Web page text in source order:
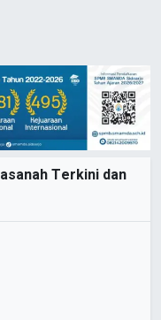
Terkini dan